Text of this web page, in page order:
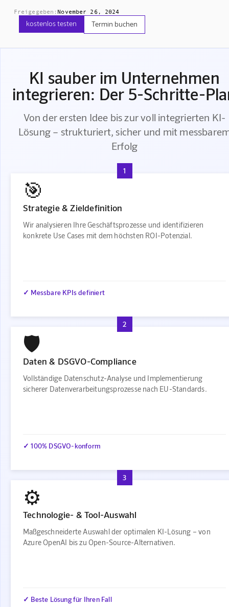
Freigegeben: November 26, 2024
kostenlos testen Termin buchen
KI sauber im Unternehmen
integrieren: Der 5-Schritte-
Von der ersten Idee bis zur voll integrierten KI-
Lösung – strukturiert, sicher und mit
Erfolg
1
🎯
Strategie & Zieldefinition
Wir analysieren Ihre Geschäftsprozesse und identifizieren
konkrete Use Cases mit dem höchsten ROI-Potenzial.
✓ Messbare KPIs definiert
2
🛡️
Daten & DSGVO-Compliance
Vollständige Datenschutz-Analyse und Implementierung
sicherer Datenverarbeitungsprozesse nach EU-Standards.
✓ 100% DSGVO-konform
3
⚙️
Technologie- & Tool-Auswahl
Maßgeschneiderte Auswahl der optimalen KI-Lösung – von
Azure OpenAI bis zu Open-Source-Alternativen.
✓ Beste Lösung für Ihren Fall